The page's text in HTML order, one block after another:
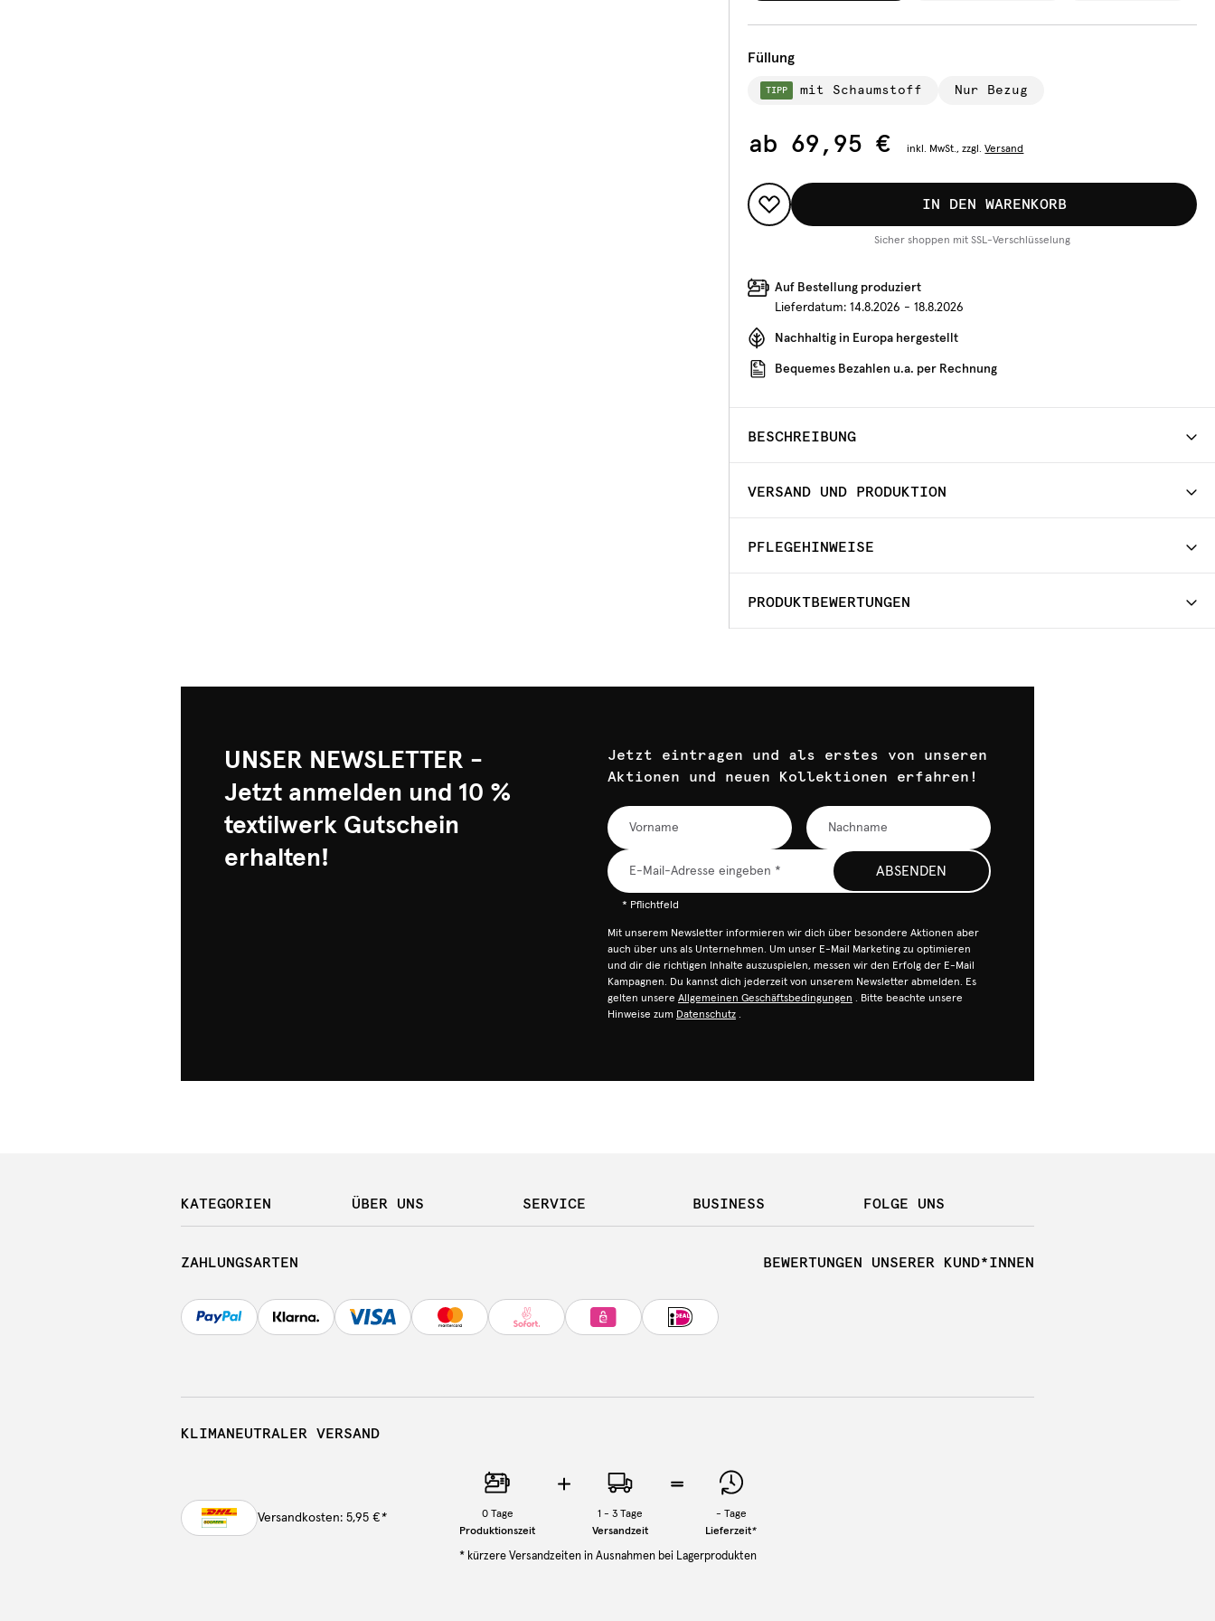
Füllung
TIPP mit Schaumstoff Nur Bezug
ab 69,95 € inkl. MwSt., zzgl. Versand
IN DEN WARENKORB
Sicher shoppen mit SSL-Verschlüsselung
Auf Bestellung produziert
Lieferdatum: 14.8.2026 - 18.8.2026
Nachhaltig in Europa hergestellt
Bequemes Bezahlen u.a. per Rechnung
BESCHREIBUNG
VERSAND UND PRODUKTION
PFLEGEHINWEISE
PRODUKTBEWERTUNGEN
UNSER NEWSLETTER -
Jetzt anmelden und 10 %
textilwerk Gutschein
erhalten!
Jetzt eintragen und als erstes von unseren
Aktionen und neuen Kollektionen erfahren!
ABSENDEN
* Pflichtfeld
Mit unserem Newsletter informieren wir dich über besondere Aktionen aber
auch über uns als Unternehmen. Um unser E-Mail Marketing zu optimieren
und dir die richtigen Inhalte auszuspielen, messen wir den Erfolg der E-Mail
Kampagnen. Du kannst dich jederzeit von unserem Newsletter abmelden. Es
gelten unsere Allgemeinen Geschäftsbedingungen . Bitte beachte unsere
Hinweise zum Datenschutz .
KATEGORIEN ÜBER UNS SERVICE BUSINESS FOLGE UNS
ZAHLUNGSARTEN BEWERTUNGEN UNSERER KUND*INNEN
KLIMANEUTRALER VERSAND
Versandkosten: 5,95 €* 0Tage
Produktionszeit
1 - 3 Tage
Versandzeit
- Tage
Lieferzeit*
* kürzere Versandzeiten in Ausnahmen bei Lagerprodukten